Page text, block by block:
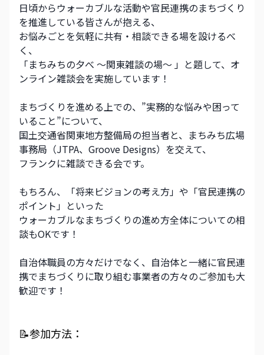
日頃からウォーカブルな活動や官民連携のまちづくり
を推進している皆さんが抱える、
お悩みごとを気軽に共有・相談できる場を設けるべ
く、
「まちみちの夕べ ～関東雑談の場～ 」と題して、オ
ンライン雑談会を実施しています！
まちづくりを進める上での、”実務的な悩みや困って
いること”について、
国土交通省関東地方整備局の担当者と、まちみち広場
事務局（JTPA、Groove Designs）を交えて、
フランクに雑談できる会です。
もちろん、「将来ビジョンの考え方」や「官民連携の
ポイント」といった
ウォーカブルなまちづくりの進め方全体についての相
談もOKです！
自治体職員の方々だけでなく、自治体と一緒に官民連
携でまちづくりに取り組む事業者の方々のご参加も大
歓迎です！
📝参加方法：